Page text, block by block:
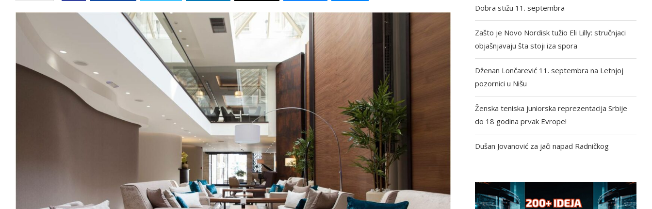
Dobra stižu 11. septembra
Zašto je Novo Nordisk tužio Eli Lilly: stručnjaci
objašnjavaju šta stoji iza spora
Dženan Lončarević 11. septembra na Letnjoj
pozornici u Nišu
Ženska teniska juniorska reprezentacija Srbije
do 18 godina prvak Evrope!
Dušan Jovanović za jači napad Radničkog